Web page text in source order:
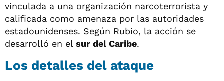
vinculada a una organización narcoterrorista y
calificada como amenaza por las autoridades
estadounidenses. Según Rubio, la acción se
desarrolló en el sur del Caribe.
Los detalles del ataque